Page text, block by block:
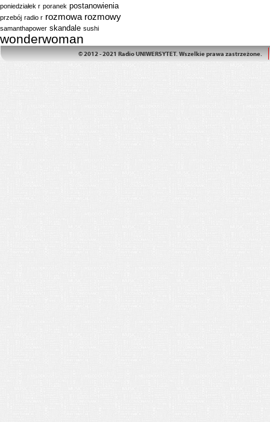
poniedziałek r poranek postanowienia
przebój radio r rozmowa rozmowy
samanthapower skandale sushi
wonderwoman
© 2012 - 2021 Radio UNIWERSYTET. Wszelkie prawa zastrzeżone.